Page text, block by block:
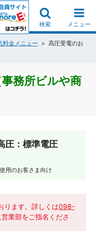
検索 メニュー
料金メニュー
高圧受電のお
務所ビルや商
圧：標準電圧
用のお客さま向け
ります。詳しくは098-
業部をご指名くださ